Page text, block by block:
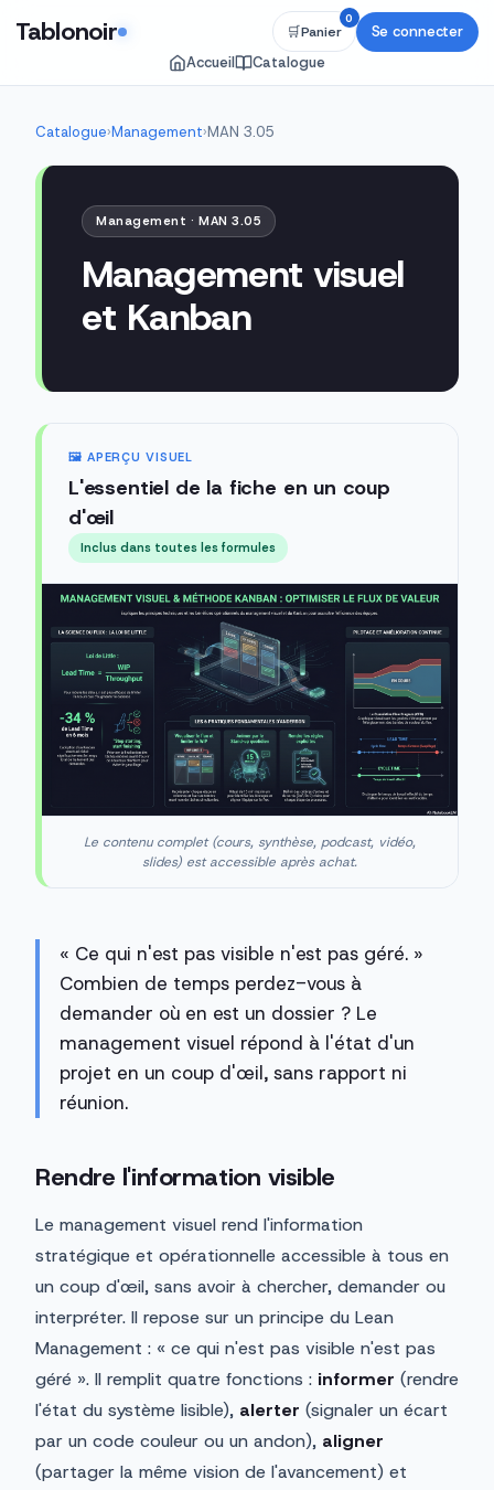
Tablonoir
Accueil Catalogue
🛒Panier
0
Se connecter
Catalogue›Management›MAN 3.05
Management · MAN 3.05
Management visuel
et Kanban
🖼️ APERÇU VISUEL
L'essentiel de la fiche en un coup
d'œil
Inclus dans toutes les formules
Le contenu complet (cours, synthèse, podcast, vidéo,
slides) est accessible après achat.
« Ce qui n'est pas visible n'est pas géré. »
Combien de temps perdez-vous à
demander où en est un dossier ? Le
management visuel répond à l'état d'un
projet en un coup d'œil, sans rapport ni
réunion.
Rendre l'information visible
Le management visuel rend l'information
stratégique et opérationnelle accessible à tous en
un coup d'œil, sans avoir à chercher, demander ou
interpréter. Il repose sur un principe du Lean
Management : « ce qui n'est pas visible n'est pas
géré ». Il remplit quatre fonctions : informer (rendre
l'état du système lisible), alerter (signaler un écart
par un code couleur ou un andon), aligner
(partager la même vision de l'avancement) et